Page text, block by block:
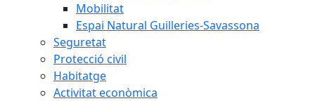
Mobilitat
Espai Natural Guilleries-Savassona
Seguretat
Protecció civil
Habitatge
Activitat econòmica